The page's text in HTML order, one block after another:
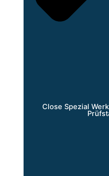
Close Spezial